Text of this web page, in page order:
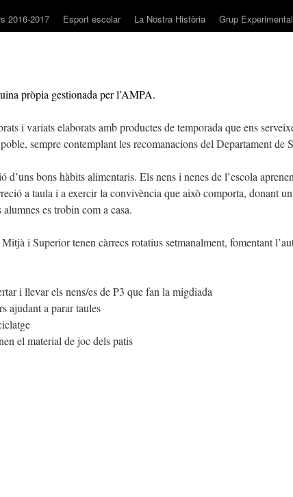
2016-2017
Esport escolar La Nostra Història Grup
pròpia gestionada per l’AMPA.
i variats elaborats amb productes de temporada que ens
sempre contemplant les recomanacions del Departament de
d’uns bons hàbits alimentaris. Els nens i nenes de l’escola
a taula i a exercir la convivència que això comporta, donant
es trobin com a casa.
i Superior tenen càrrecs rotatius setmanalment, fomentant
i llevar els nens/es de P3 que fan la migdiada
ajudant a parar taules
el material de joc dels patis